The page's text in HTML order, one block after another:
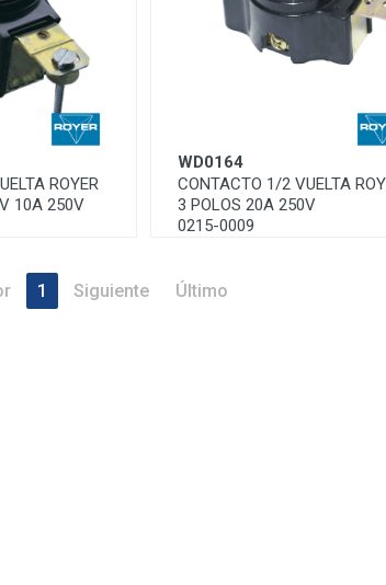
ROYER
10A 250V
WD0164
CONTACTO 1/2 VUELTA
3 POLOS 20A 250V
0215-0009
1 Siguiente Último